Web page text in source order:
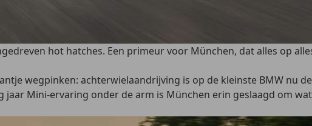
hot hatches. Een primeur voor München, dat alles op
wegpinken: achterwielaandrijving is op de kleinste BMW nu
Mini-ervaring onder de arm is München erin geslaagd om wat